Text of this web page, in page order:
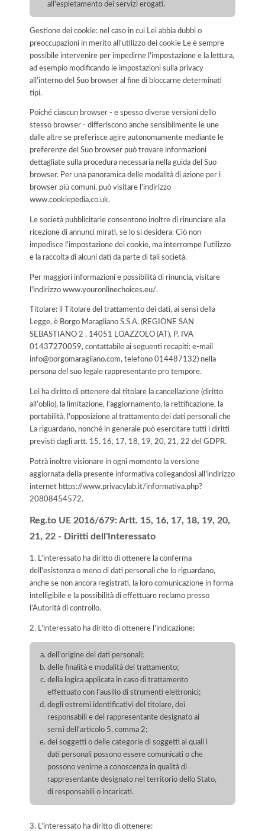
all'espletamento dei servizi erogati.
Gestione dei cookie: nel caso in cui Lei abbia dubbi o
preoccupazioni in merito all'utilizzo dei cookie Le è sempre
possibile intervenire per impedirne l'impostazione e la lettura,
ad esempio modificando le impostazioni sulla privacy
all'interno del Suo browser al fine di bloccarne determinati
tipi.
Poiché ciascun browser - e spesso diverse versioni dello
stesso browser - differiscono anche sensibilmente le une
dalle altre se preferisce agire autonomamente mediante le
preferenze del Suo browser può trovare informazioni
dettagliate sulla procedura necessaria nella guida del Suo
browser. Per una panoramica delle modalità di azione per i
browser più comuni, può visitare l'indirizzo
www.cookiepedia.co.uk.
Le società pubblicitarie consentono inoltre di rinunciare alla
ricezione di annunci mirati, se lo si desidera. Ciò non
impedisce l'impostazione dei cookie, ma interrompe l'utilizzo
e la raccolta di alcuni dati da parte di tali società.
Per maggiori informazioni e possibilità di rinuncia, visitare
l'indirizzo www.youronlinechoices.eu/.
Titolare: il Titolare del trattamento dei dati, ai sensi della
Legge, è Borgo Maragliano S.S.A. (REGIONE SAN
SEBASTIANO 2 , 14051 LOAZZOLO (AT), P. IVA
01437270059, contattabile ai seguenti recapiti: e-mail
info@borgomaragliano.com, telefono 014487132) nella
persona del suo legale rappresentante pro tempore.
Lei ha diritto di ottenere dal titolare la cancellazione (diritto
all'oblio), la limitazione, l'aggiornamento, la rettificazione, la
portabilità, l'opposizione al trattamento dei dati personali che
La riguardano, nonché in generale può esercitare tutti i diritti
previsti dagli artt. 15, 16, 17, 18, 19, 20, 21, 22 del GDPR.
Potrà inoltre visionare in ogni momento la versione
aggiornata della presente informativa collegandosi all'indirizzo
internet https://www.privacylab.it/informativa.php?
20808454572.
Reg.to UE 2016/679: Artt. 15, 16, 17, 18, 19, 20,
21, 22 - Diritti dell'Interessato
1. L'interessato ha diritto di ottenere la conferma
dell'esistenza o meno di dati personali che lo riguardano,
anche se non ancora registrati, la loro comunicazione in forma
intelligibile e la possibilità di effettuare reclamo presso
l’Autorità di controllo.
2. L'interessato ha diritto di ottenere l'indicazione:
dell'origine dei dati personali;
delle finalità e modalità del trattamento;
della logica applicata in caso di trattamento
effettuato con l'ausilio di strumenti elettronici;
degli estremi identificativi del titolare, dei
responsabili e del rappresentante designato ai
sensi dell'articolo 5, comma 2;
dei soggetti o delle categorie di soggetti ai quali i
dati personali possono essere comunicati o che
possono venirne a conoscenza in qualità di
rappresentante designato nel territorio dello Stato,
di responsabili o incaricati.
3. L'interessato ha diritto di ottenere: